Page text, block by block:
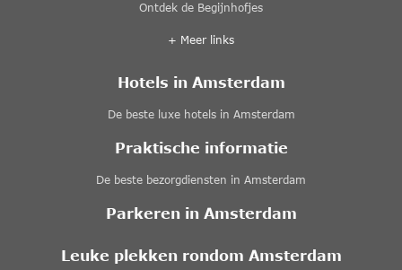
Ontdek de Begijnhofjes
+ Meer links
Hotels in Amsterdam
De beste luxe hotels in Amsterdam
Praktische informatie
De beste bezorgdiensten in Amsterdam
Parkeren in Amsterdam
Leuke plekken rondom Amsterdam